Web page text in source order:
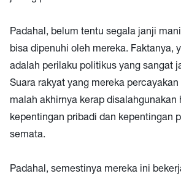
Padahal, belum tentu segala janji
bisa dipenuhi oleh mereka. Faktanya,
adalah perilaku politikus yang sangat
Suara rakyat yang mereka
malah akhirnya kerap disalahgunakan
kepentingan pribadi dan kepentingan
semata.
Padahal, semestinya mereka ini